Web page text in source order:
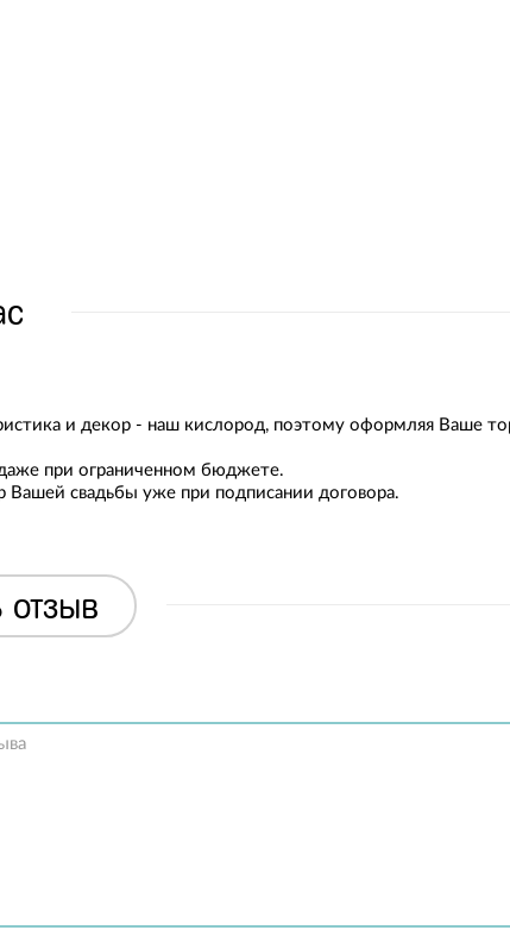
и декор - наш кислород, поэтому оформляя Ваше
при ограниченном бюджете.
Вашей свадьбы уже при подписании договора.
отзыв